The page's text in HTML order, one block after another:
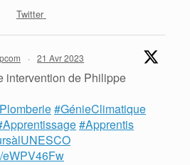
Twitter
· 21 Avr 2023
intervention de Philippe
#GénieClimatique
#Apprentis
eWPV46Fw